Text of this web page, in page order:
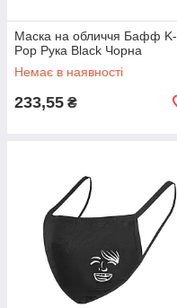
Маска на обличчя Бафф K-
Pop Рука Black Чорна
Немає в наявності
233,55 ₴